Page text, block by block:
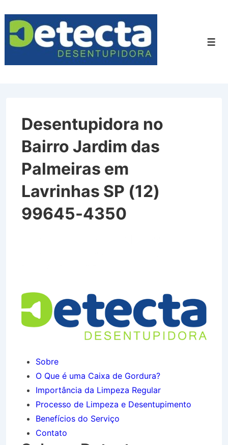
para
Conteúdo
Desentupidora no
Bairro Jardim das
Palmeiras em
Lavrinhas SP (12)
99645-4350
Sobre
O Que é uma Caixa de Gordura?
Importância da Limpeza Regular
Processo de Limpeza e Desentupimento
Benefícios do Serviço
Contato